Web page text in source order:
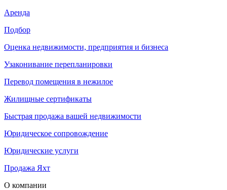
Аренда
Подбор
Оценка недвижимости, предприятия и бизнеса
Узаконивание перепланировки
Перевод помещения в нежилое
Жилищные сертификаты
Быстрая продажа вашей недвижимости
Юридическое сопровождение
Юридические услуги
Продажа Яхт
О компании